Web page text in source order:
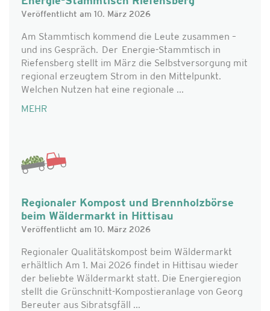
Veröffentlicht am 10. März 2026
Am Stammtisch kommend die Leute zusammen –
und ins Gespräch. Der Energie-Stammtisch in
Riefensberg stellt im März die Selbstversorgung mit
regional erzeugtem Strom in den Mittelpunkt.
Welchen Nutzen hat eine regionale ...
MEHR
Regionaler Kompost und Brennholzbörse
beim Wäldermarkt in Hittisau
Veröffentlicht am 10. März 2026
Regionaler Qualitätskompost beim Wäldermarkt
erhältlich Am 1. Mai 2026 findet in Hittisau wieder
der beliebte Wäldermarkt statt. Die Energieregion
stellt die Grünschnitt-Kompostieranlage von Georg
Bereuter aus Sibratsgfäll ...